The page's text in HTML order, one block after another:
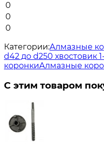
0
0
0
Категории:Алмазные
d42 до d250 хвостовик
коронкиАлмазные
С этим товаром